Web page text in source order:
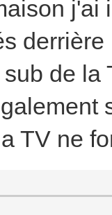
de
TV ne